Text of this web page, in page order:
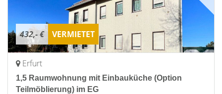
432,- € VERMIETET
Erfurt
1,5 Raumwohnung mit Einbauküche (Option
Teilmöblierung) im EG